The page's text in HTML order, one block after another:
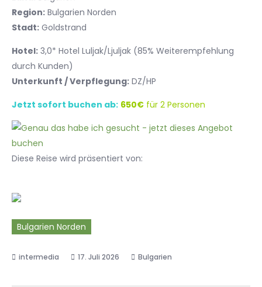
Region: Bulgarien Norden
Stadt: Goldstrand
Hotel: 3,0* Hotel Luljak/Ljuljak (85% Weiterempfehlung
durch Kunden)
Unterkunft / Verpflegung: DZ/HP
Jetzt sofort buchen ab: 650€ für 2 Personen
Diese Reise wird präsentiert von:
Bulgarien Norden
17. Juli 2026 Bulgarien